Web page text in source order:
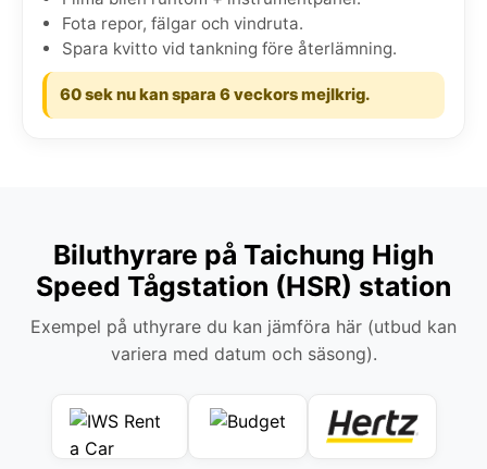
Fota repor, fälgar och vindruta.
Spara kvitto vid tankning före återlämning.
60 sek nu kan spara 6 veckors mejlkrig.
Biluthyrare på Taichung High
Speed Tågstation (HSR) station
Exempel på uthyrare du kan jämföra här (utbud kan
variera med datum och säsong).